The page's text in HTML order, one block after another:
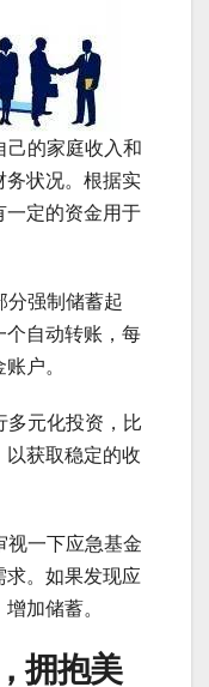
己的家庭收入和
务状况。根据实
一定的资金用于
分强制储蓄起
个自动转账，每
户。
多元化投资，比
以获取稳定的收
视一下应急基金
求。如果发现应
加储蓄。
拥抱美